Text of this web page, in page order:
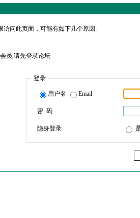
访问此页面，可能有如下几个原因:
员,请先登录论坛
登录
用户名 Email
密 码
隐身登录